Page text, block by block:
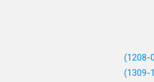
(1208-
(1309-